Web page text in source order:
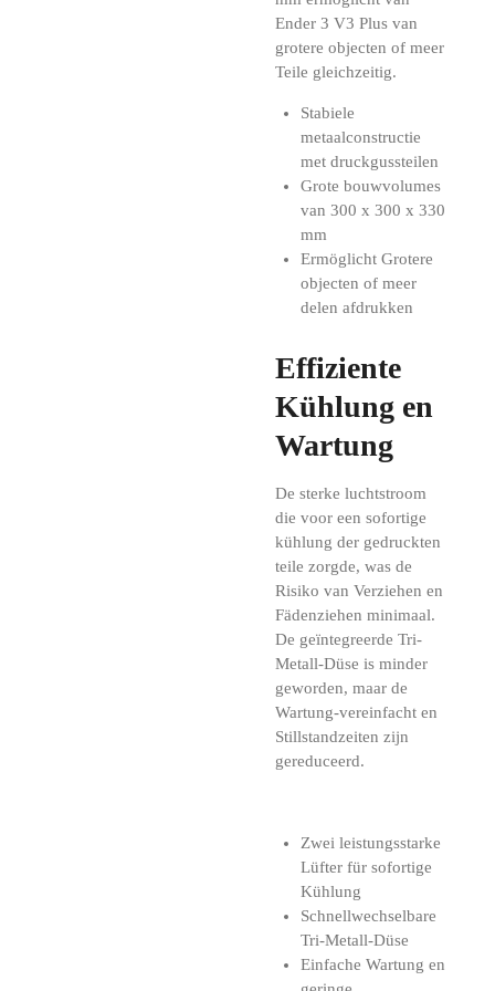
Ender 3 V3 Plus van
grotere objecten of meer
Teile gleichzeitig.
Stabiele
metaalconstructie
met druckgussteilen
Grote bouwvolumes
van 300 x 300 x 330
mm
Ermöglicht Grotere
objecten of meer
delen afdrukken
Effiziente
Kühlung en
Wartung
De sterke luchtstroom
die voor een sofortige
kühlung der gedruckten
teile zorgde, was de
Risiko van Verziehen en
Fädenziehen minimaal.
De geïntegreerde Tri-
Metall-Düse is minder
geworden, maar de
Wartung-vereinfacht en
Stillstandzeiten zijn
gereduceerd.
Zwei leistungsstarke
Lüfter für sofortige
Kühlung
Schnellwechselbare
Tri-Metall-Düse
Einfache Wartung en